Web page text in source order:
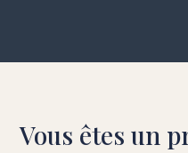
Vous êtes un